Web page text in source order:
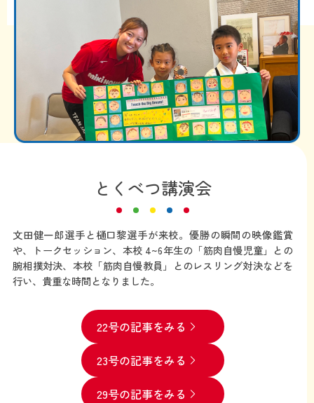
とくべつ講演会
文田健一郎選手と樋口黎選手が来校。優勝の瞬間の映像鑑賞
や、トークセッション、本校 4~6年生の「筋肉自慢児童」との
腕相撲対決、本校「筋肉自慢教員」とのレスリング対決などを
行い、貴重な時間となりました。
22号の記事をみる
23号の記事をみる
29号の記事をみる